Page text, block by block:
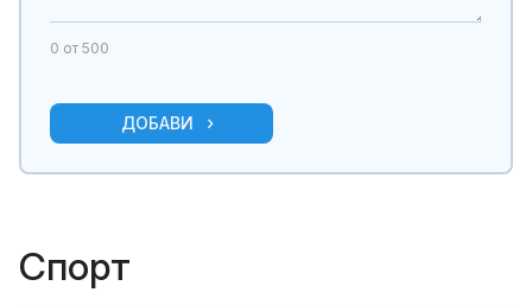
0 от 500
ДОБАВИ
Спорт